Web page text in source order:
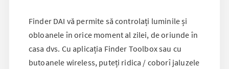
Finder DAI vă permite să controlați luminile și
obloanele în orice moment al zilei, de oriunde în
casa dvs. Cu aplicația Finder Toolbox sau cu
butoanele wireless, puteți ridica / coborî jaluzele